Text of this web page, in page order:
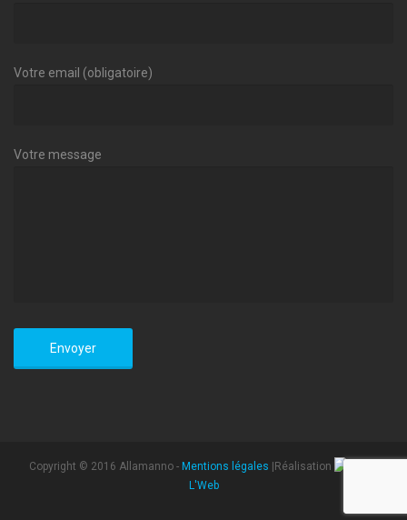
Votre email (obligatoire)
Votre message
Copyright © 2016 Allamanno - Mentions légales |Réalisation
L'Web